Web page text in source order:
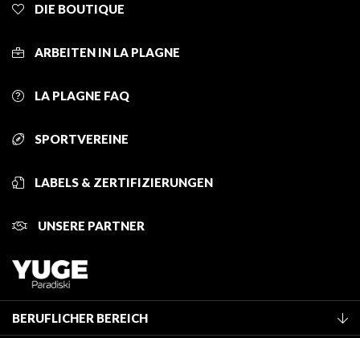
DIE BOUTIQUE
ARBEITEN IN LA PLAGNE
LA PLAGNE FAQ
SPORTVEREINE
LABELS & ZERTIFIZIERUNGEN
UNSERE PARTNER
BERUFLICHER BEREICH